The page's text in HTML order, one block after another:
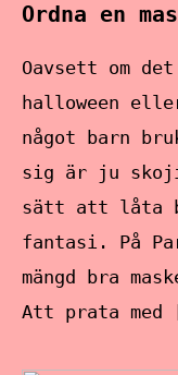
Ordna en
Oavsett om
halloween
något barn
sig är ju
sätt att låta
fantasi. På
mängd bra
Att prata med